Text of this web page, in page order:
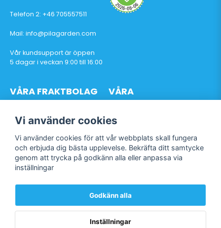
Telefon 2: +46 705557511
Mail: info@pilagarden.com
Vår kundsupport är öppen
5 dagar i veckan 9:00 till 16:00
VÅRA FRAKTBOLAG
VÅRA
Följ oss
Vi använder cookies
Vi använder cookies för att vår webbplats skall fungera
och erbjuda dig bästa upplevelse. Bekräfta ditt samtycke
genom att trycka på godkänn alla eller anpassa via
inställningar
Godkänn alla
Inställningar